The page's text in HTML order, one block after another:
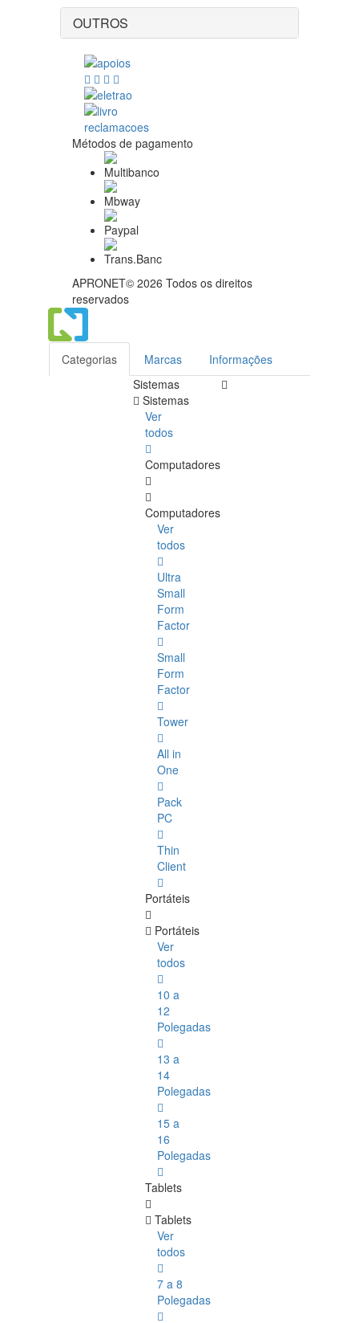
OUTROS
Métodos de pagamento
APRONET© 2026 Todos os direitos
reservados
Categorias Marcas
Informações
Sistemas
Sistemas
Ver
todos
Computadores
Computadores
Ver
todos
Ultra
Small
Form
Factor
Small
Form
Factor
Tower
All in
One
Pack
PC
Thin
Client
Portáteis
Portáteis
Ver
todos
10 a
12
Polegadas
13 a
14
Polegadas
15 a
16
Polegadas
Tablets
Tablets
Ver
todos
7 a 8
Polegadas